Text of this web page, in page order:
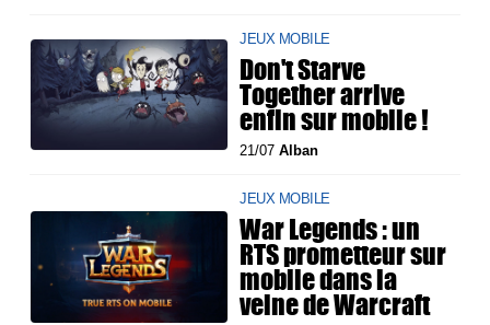
JEUX MOBILE
Don't Starve
Together arrive
enfin sur mobile !
21/07Alban
JEUX MOBILE
War Legends : un
RTS prometteur sur
mobile dans la
veine de Warcraft